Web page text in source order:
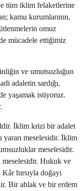
tüm iklim felaketlerine
kamu kurumlarının,
omuz
mücadele ettiğimiz
ve umutsuzluğun
adaletin sardığı,
yaşamak istiyoruz.
İklim krizi bir adalet
yararı meselesidir. İklim
meselesidir.
meselesidir. Hukuk ve
hırsıyla doğayı
Bir ahlak ve bir erdem